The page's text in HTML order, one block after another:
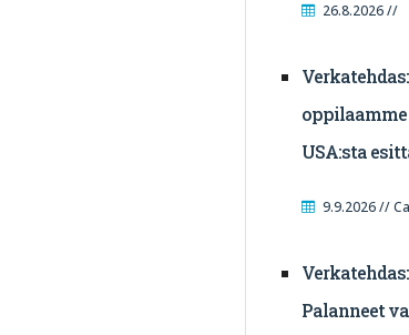
26.8.2026 //
USA:sta
9.9.2026 //
Verkatehdas:
Palanneet